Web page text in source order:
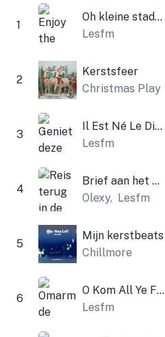
1
Oh kleine stad Bethlehem
Lesfm
2
Kerstsfeer
Christmas Play
3
Il Est Né Le Divin Enfant
Lesfm
4
Brief aan het verleden (kerstversie)
Olexy, Lesfm
5
Mijn kerstbeats
Chillmore
6
O Kom All Ye Faithful (Kerstklokken)
Lesfm